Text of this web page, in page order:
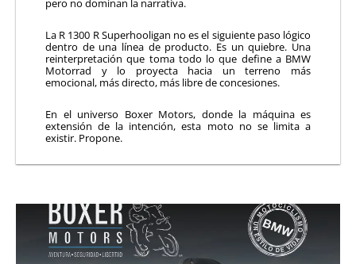
pero no dominan la narrativa.
La R 1300 R Superhooligan no es el siguiente paso lógico
dentro de una línea de producto. Es un quiebre. Una
reinterpretación que toma todo lo que define a BMW
Motorrad y lo proyecta hacia un terreno más
emocional, más directo, más libre de concesiones.
En el universo Boxer Motors, donde la máquina es
extensión de la intención, esta moto no se limita a
existir. Propone.